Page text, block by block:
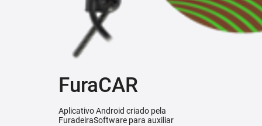
FuraCAR
Aplicativo Android criado pela
FuradeiraSoftware para auxiliar